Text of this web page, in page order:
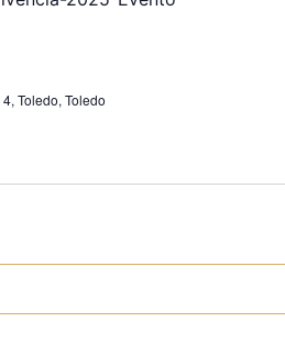
Toledo, Toledo